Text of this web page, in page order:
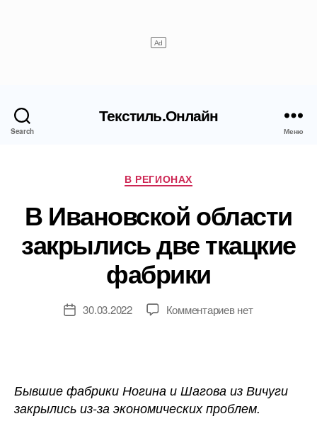
Search
Текстиль.Онлайн
Меню
Рубрики
В РЕГИОНАХ
В Ивановской области
закрылись две ткацкие
фабрики
Дата30.03.2022 Комментариевк
закрылись
две
ткацкие
нет
Бывшие фабрики Ногина и Шагова из Вичуги
закрылись из-за экономических проблем.